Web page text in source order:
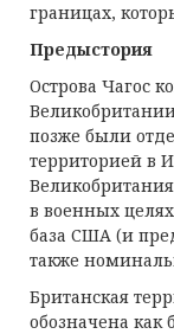
границах,
Предыстория
Острова Чагос
позже были
территорией в
в военных
база США (и
также
Британская
обозначена как